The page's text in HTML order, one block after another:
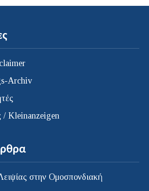
Archiv
/ Kleinanzeigen
στην Ομοσπονδιακή